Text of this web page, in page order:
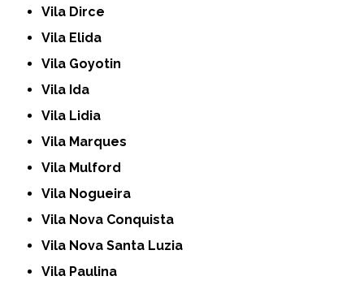
Vila Dirce
Vila Elida
Vila Goyotin
Vila Ida
Vila Lidia
Vila Marques
Vila Mulford
Vila Nogueira
Vila Nova Conquista
Vila Nova Santa Luzia
Vila Paulina